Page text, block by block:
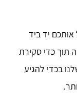
אותכם יד ביד
כדי סקירת
בכדי להגיע